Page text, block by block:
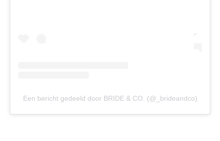
Een bericht gedeeld door BRIDE & CO. (@_brideandco)